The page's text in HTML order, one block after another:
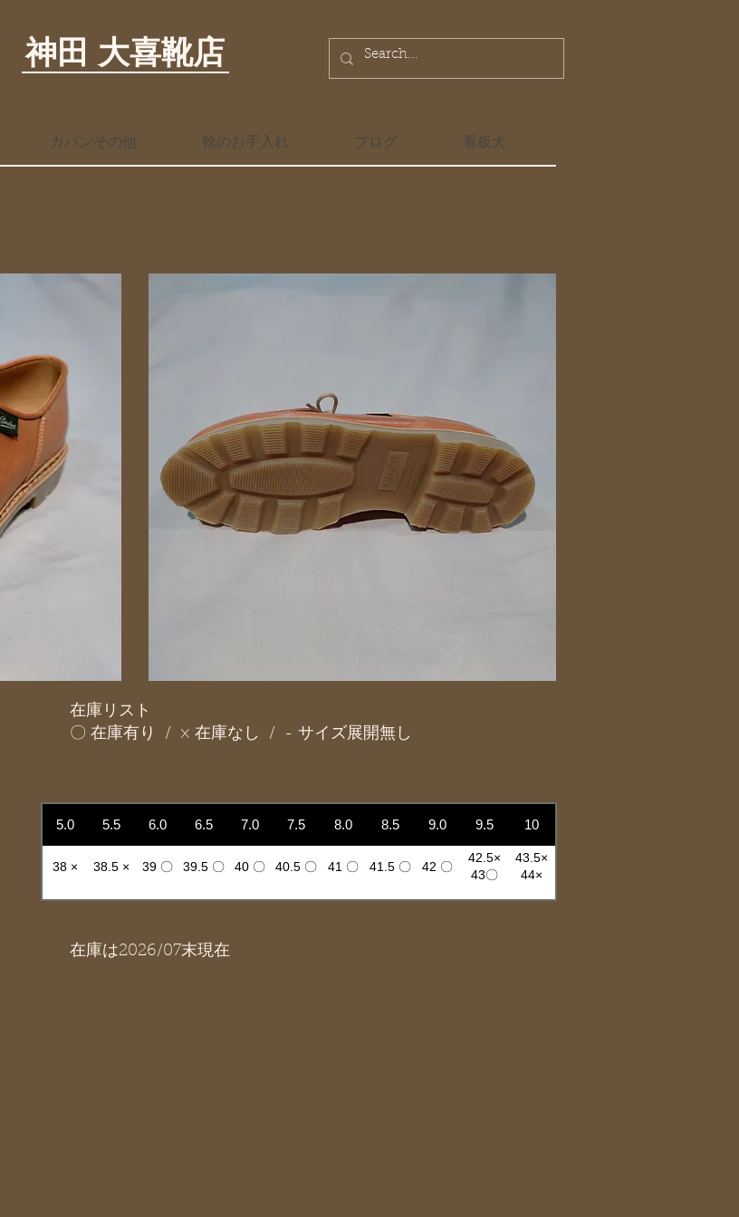
神田 大喜靴店
カバンその他 靴のお手入れ ブログ 看板犬
在庫リスト
〇 在庫有り / × 在庫なし / - サイズ展開無し
5.0 5.5 6.0 6.5 7.0 7.5 8.0 8.5 9.0 9.5 10
38 × 38.5 × 39 〇 39.5 〇 40 〇 40.5 〇 41 〇 41.5 〇 42 〇
42.5×
43〇
43.5×
44×
在庫は2026/07末現在